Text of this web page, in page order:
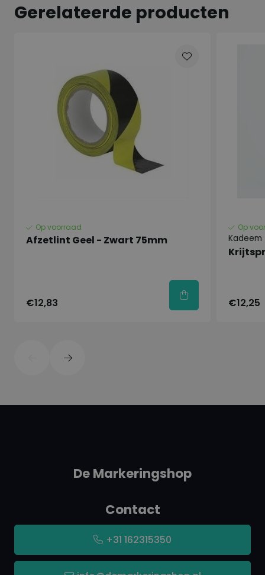
Gerelateerde producten
Op voorraad
Afzetlint Geel - Zwart 75mm
€12,83
Op
Kadeem
€12,25
De Markeringshop
Contact
+31 162315350